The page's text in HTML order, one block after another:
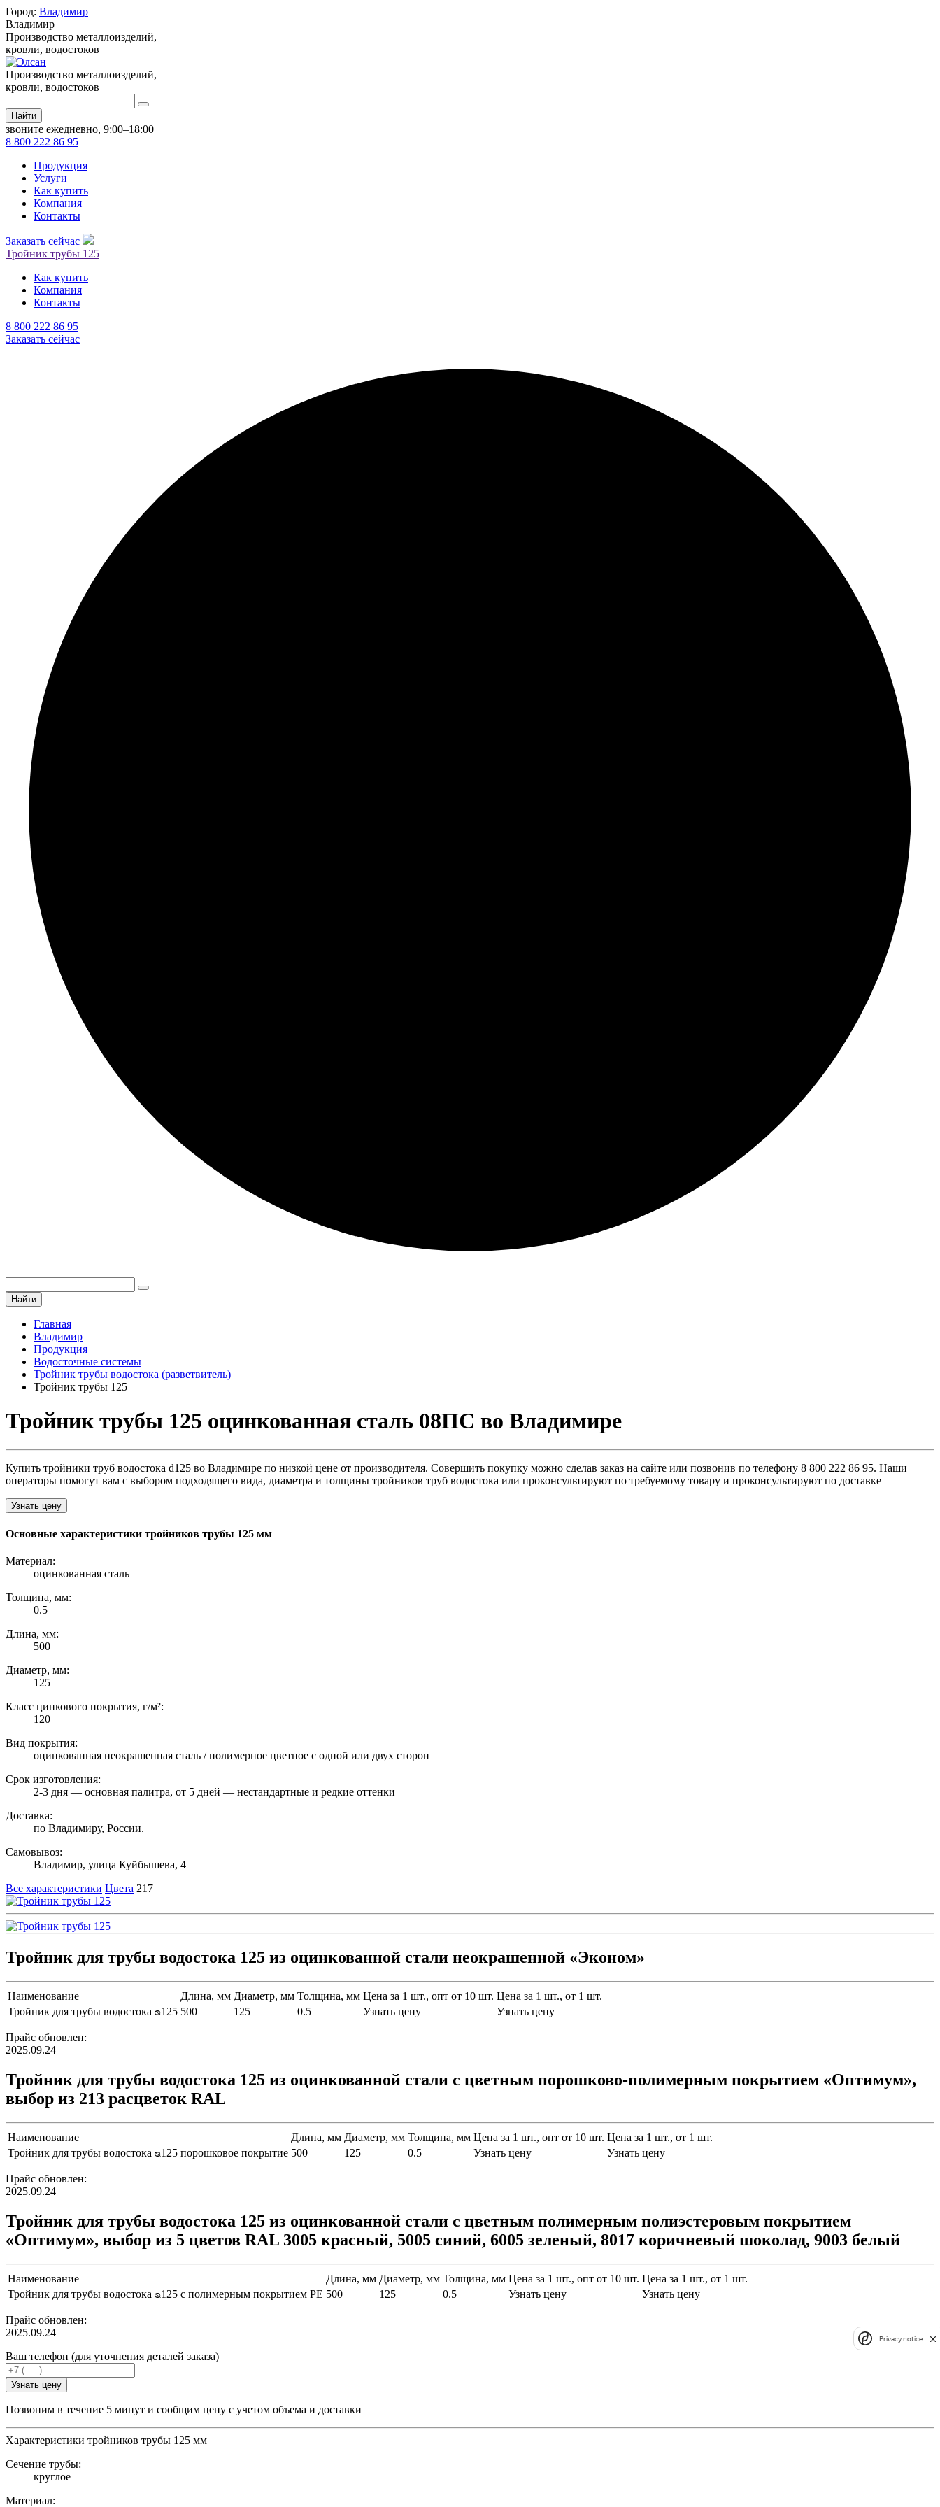
Город: Владимир
Владимир
Производство металлоизделий,
кровли, водостоков
Производство металлоизделий,
кровли, водостоков
Найти
звоните ежедневно, 9:00–18:00
8 800 222 86 95
Продукция
Услуги
Как купить
Компания
Контакты
Заказать сейчас
Тройник трубы 125
Как купить
Компания
Контакты
8 800 222 86 95
Заказать сейчас
Найти
Главная
Владимир
Продукция
Водосточные системы
Тройник трубы водостока (разветвитель)
Тройник трубы 125
Тройник трубы 125 оцинкованная сталь 08ПС во Владимире
Купить тройники труб водостока d125 во Владимире по низкой цене от производителя. Совершить покупку можно сделав заказ на сайте или позвонив по телефону 8 800 222 86 95. Наши
операторы помогут вам с выбором подходящего вида, диаметра и толщины тройников труб водостока или проконсультируют по требуемому товару и проконсультируют по доставке
Узнать цену
Основные характеристики тройников трубы 125 мм
Материал:
оцинкованная сталь
Толщина, мм:
0.5
Длина, мм:
500
Диаметр, мм:
125
Класс цинкового покрытия, г/м²:
120
Вид покрытия:
оцинкованная неокрашенная сталь / полимерное цветное с одной или двух сторон
Срок изготовления:
2-3 дня — основная палитра, от 5 дней — нестандартные и редкие оттенки
Доставка:
по Владимиру, России.
Самовывоз:
Владимир, улица Куйбышева, 4
Все характеристики Цвета 217
Тройник для трубы водостока 125 из оцинкованной стали неокрашенной «Эконом»
Наименование Длина, мм Диаметр, мм Толщина, мм Цена за 1 шт., опт от 10 шт. Цена за 1 шт., от 1 шт.
Тройник для трубы водостока ᴓ125 500 125 0.5 Узнать цену Узнать цену
Прайс обновлен:
2025.09.24
Тройник для трубы водостока 125 из оцинкованной стали с цветным порошково-полимерным покрытием «Оптимум»,
выбор из 213 расцветок RAL
Наименование Длина, мм Диаметр, мм Толщина, мм Цена за 1 шт., опт от 10 шт. Цена за 1 шт., от 1 шт.
Тройник для трубы водостока ᴓ125 порошковое покрытие 500 125 0.5 Узнать цену Узнать цену
Прайс обновлен:
2025.09.24
Тройник для трубы водостока 125 из оцинкованной стали с цветным полимерным полиэстеровым покрытием
«Оптимум», выбор из 5 цветов RAL 3005 красный, 5005 синий, 6005 зеленый, 8017 коричневый шоколад, 9003 белый
Наименование Длина, мм Диаметр, мм Толщина, мм Цена за 1 шт., опт от 10 шт. Цена за 1 шт., от 1 шт.
Тройник для трубы водостока ᴓ125 с полимерным покрытием PE 500 125 0.5 Узнать цену Узнать цену
Прайс обновлен:
2025.09.24
Ваш телефон (для уточнения деталей заказа)
Узнать цену
Позвоним в течение 5 минут и сообщим цену с учетом объема и доставки
Характеристики тройников трубы 125 мм
Сечение трубы:
круглое
Материал:
Privacy notice